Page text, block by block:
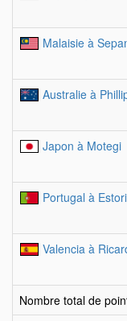
Malaisie à
Australie à
Japon à Motegi
Portugal à
Valencia à
Nombre total de